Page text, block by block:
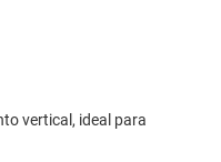
vertical, ideal para